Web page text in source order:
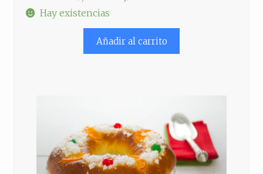
precio
original
era:
actual
es:
Hay existencias
Añadir al carrito